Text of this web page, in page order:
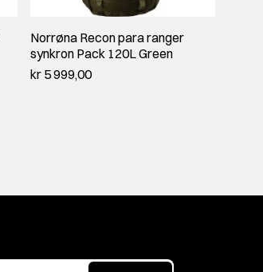
Norrøna Recon para ranger
synkron Pack 120L Green
kr 5 999,00